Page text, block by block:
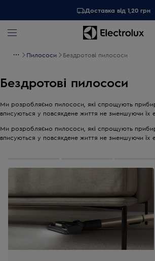
Доставка від 1,20 грн
Пилососи Бездротові пилососи
Бездротові пилососи
Ми розробляємо пилососи, які спрощують
вписуються у повсякдене життя не зменшуючи їх
Ми розробляємо пилососи, які спрощують
вписуються у повсякдене життя не зменшуючи їх